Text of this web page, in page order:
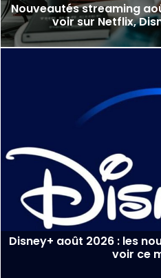
Nouveautés streaming
voir sur Netflix,
Disney+ août 2026 : les
voir ce